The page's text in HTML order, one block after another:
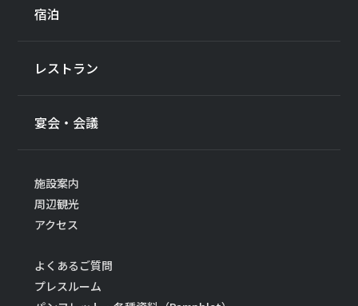
宿泊
レストラン
宴会・会議
施設案内
周辺観光
アクセス
よくあるご質問
プレスルーム